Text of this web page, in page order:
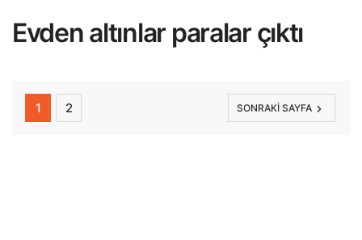
Evden altınlar paralar çıktı
1 2 SONRAKI SAYFA